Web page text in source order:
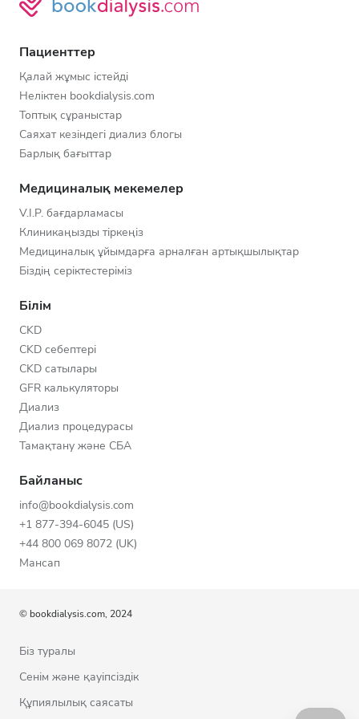
Пациенттер
Қалай жұмыс істейді
Неліктен bookdialysis.com
Топтық сұраныстар
Саяхат кезіндегі диализ блогы
Барлық бағыттар
Медициналық мекемелер
V.I.P. бағдарламасы
Клиникаңызды тіркеңіз
Медициналық ұйымдарға арналған артықшылықтар
Біздің серіктестеріміз
Білім
CKD
CKD себептері
CKD сатылары
GFR калькуляторы
Диализ
Диализ процедурасы
Тамақтану және СБА
Байланыс
info@bookdialysis.com
+1 877-394-6045 (US)
+44 800 069 8072 (UK)
Мансап
© bookdialysis.com, 2024
Біз туралы
Сенім және қауіпсіздік
Құпиялылық саясаты